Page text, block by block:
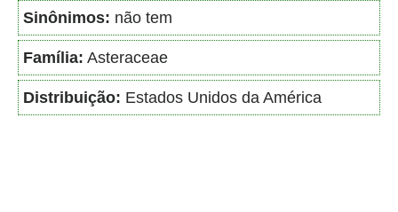
Sinônimos: não tem
Família: Asteraceae
Distribuição: Estados Unidos da América